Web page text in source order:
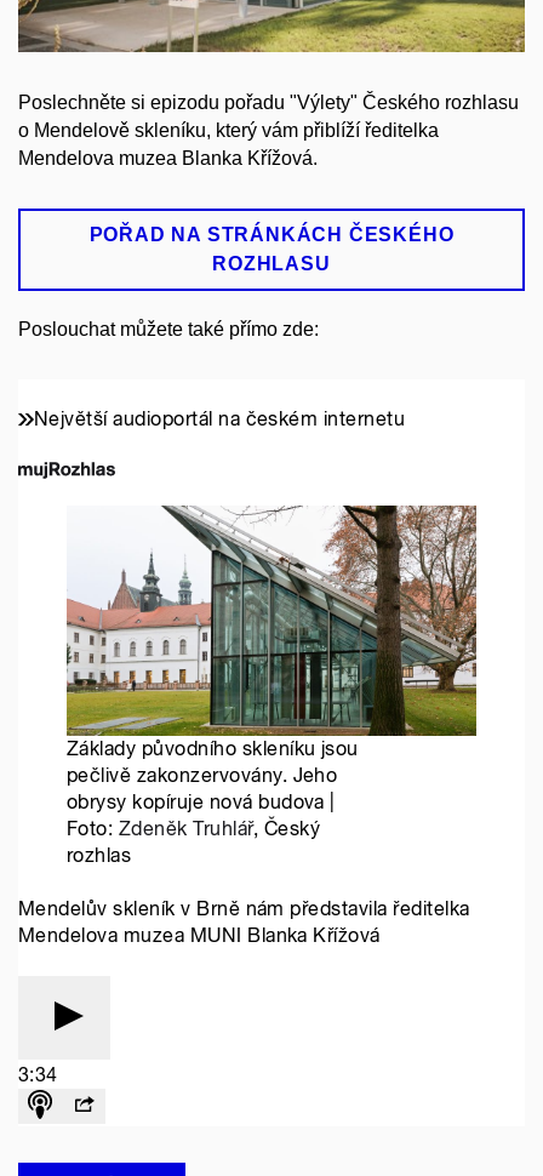
Poslechněte si epizodu pořadu "Výlety" Českého rozhlasu
o Mendelově skleníku, který vám přiblíží ředitelka
Mendelova muzea Blanka Křížová.
POŘAD NA STRÁNKÁCH ČESKÉHO
ROZHLASU
Poslouchat můžete také přímo zde: